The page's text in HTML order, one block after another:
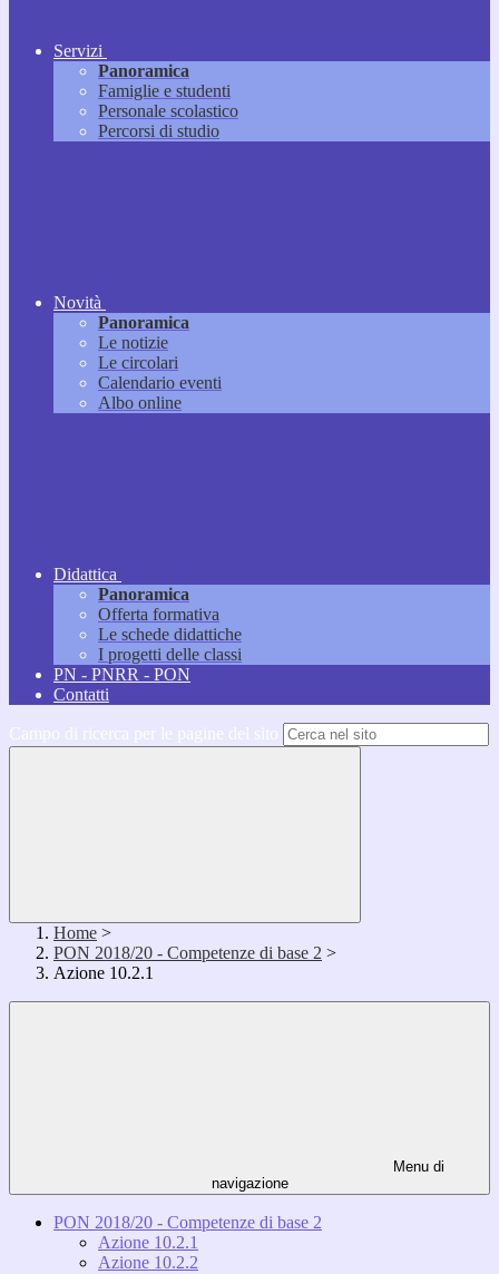
Servizi
Panoramica
Famiglie e studenti
Personale scolastico
Percorsi di studio
Novità
Panoramica
Le notizie
Le circolari
Calendario eventi
Albo online
Didattica
Panoramica
Offerta formativa
Le schede didattiche
I progetti delle classi
PN - PNRR - PON
Contatti
Home >
PON 2018/20 - Competenze di base 2 >
Azione 10.2.1
Menu di
navigazione
PON 2018/20 - Competenze di base 2
Azione 10.2.1
Azione 10.2.2